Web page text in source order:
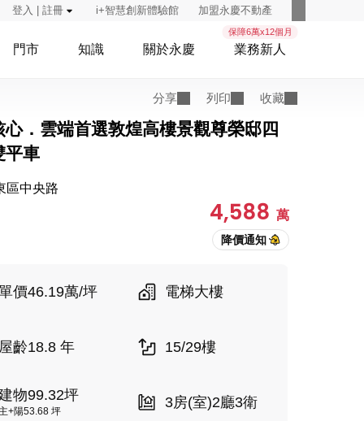
登入 | 註冊 i+智慧創新體驗館 加盟永慶不動產
門市 知識 關於永慶
保障6萬x12個月
業務新人
分享 列印 收藏
心．雲端首選敦煌高樓景觀尊榮邸四
平車
區中央路
4,588 萬
價46.19萬/坪 電梯大樓
齡18.8 年 15/29樓
物99.32坪
+陽53.68 坪
3房(室)2廳3衛